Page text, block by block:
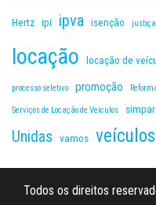
Hertz ipi ipva isenção justiça
locação locação de
processo seletivo promoção
Serviços de Locação de Veículos simpar
Unidas vamos
Todos os direitos